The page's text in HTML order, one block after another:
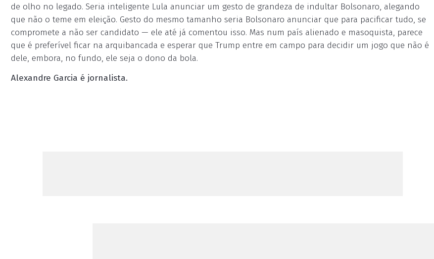
de olho no legado. Seria inteligente Lula anunciar um gesto de grandeza de indultar Bolsonaro, alegando
que não o teme em eleição. Gesto do mesmo tamanho seria Bolsonaro anunciar que para pacificar tudo, se
compromete a não ser candidato — ele até já comentou isso. Mas num país alienado e masoquista, parece
que é preferível ficar na arquibancada e esperar que Trump entre em campo para decidir um jogo que não é
dele, embora, no fundo, ele seja o dono da bola.
Alexandre Garcia é jornalista.